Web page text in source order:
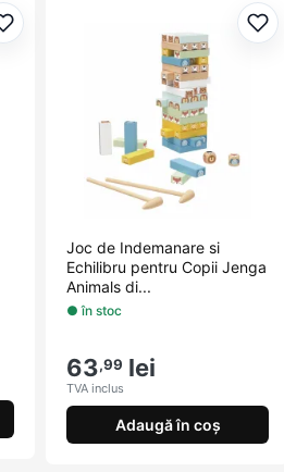
Adaugă la favorite
Joc de Indemanare si
Echilibru pentru Copii Jenga
Animals di...
● în stoc
63,99 lei
TVA inclus
Adaugă în coș